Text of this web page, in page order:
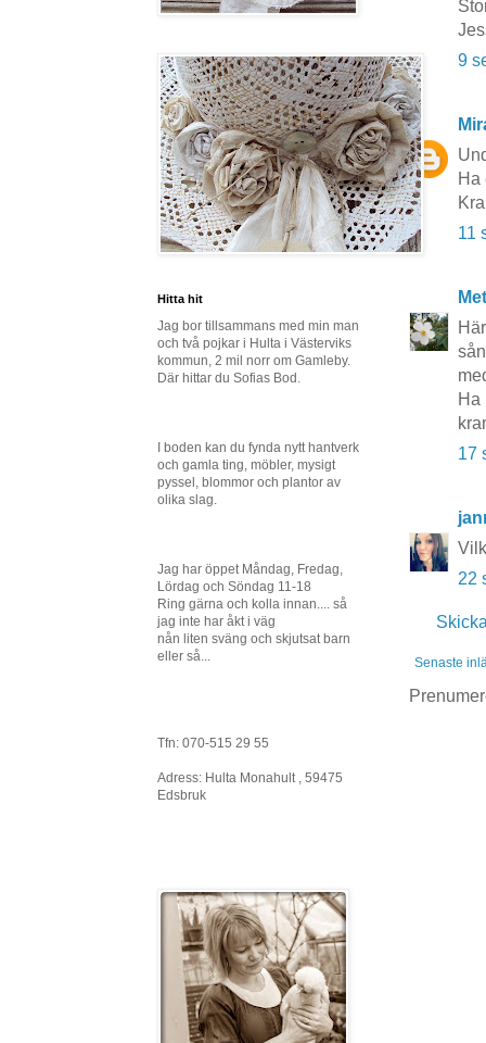
9
Ha
11
Ha
17
22
Senaste
Hitta hit
Jag bor tillsammans med min man
och två pojkar i Hulta i Västerviks
kommun, 2 mil norr om Gamleby.
Där hittar du Sofias Bod.
I boden kan du fynda nytt hantverk
och gamla ting, möbler, mysigt
pyssel, blommor och plantor av
olika slag.
Jag har öppet Måndag, Fredag,
Lördag och Söndag 11-18
Ring gärna och kolla innan.... så
jag inte har åkt i väg
nån liten sväng och skjutsat barn
eller så...
Tfn: 070-515 29 55
Adress: Hulta Monahult , 59475
Edsbruk